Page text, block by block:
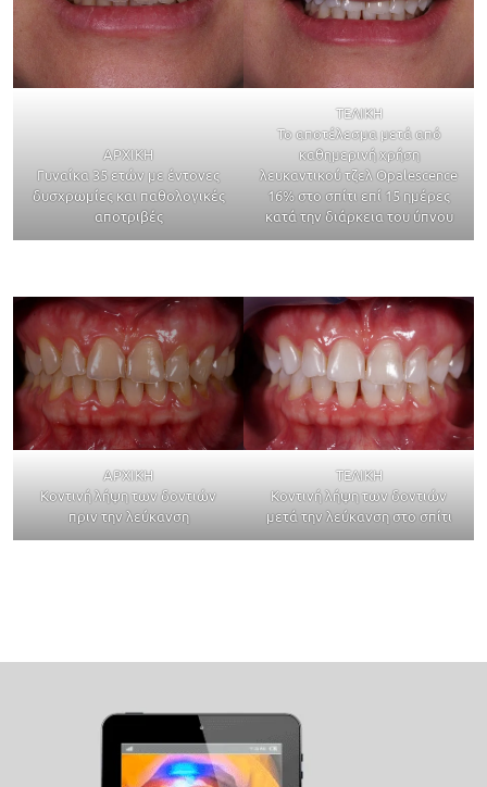
ΑΡΧΙΚΗ
Γυναίκα 35 ετών με έντονες
δυσχρωμίες και παθολογικές
αποτριβές
ΤΕΛΙΚΗ
Το αποτέλεσμα μετά από
καθημερινή χρήση
λευκαντικού τζελ Opalescence
16% στο σπίτι επί 15 ημέρες
κατά την διάρκεια του ύπνου
ΑΡΧΙΚΗ
Κοντινή λήψη των δοντιών
πριν την λεύκανση
ΤΕΛΙΚΗ
Κοντινή λήψη των δοντιών
μετά την λεύκανση στο σπίτι